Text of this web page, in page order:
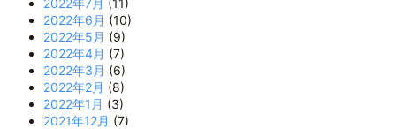
2022年7月 (11)
2022年6月 (10)
2022年5月 (9)
2022年4月 (7)
2022年3月 (6)
2022年2月 (8)
2022年1月 (3)
2021年12月 (7)